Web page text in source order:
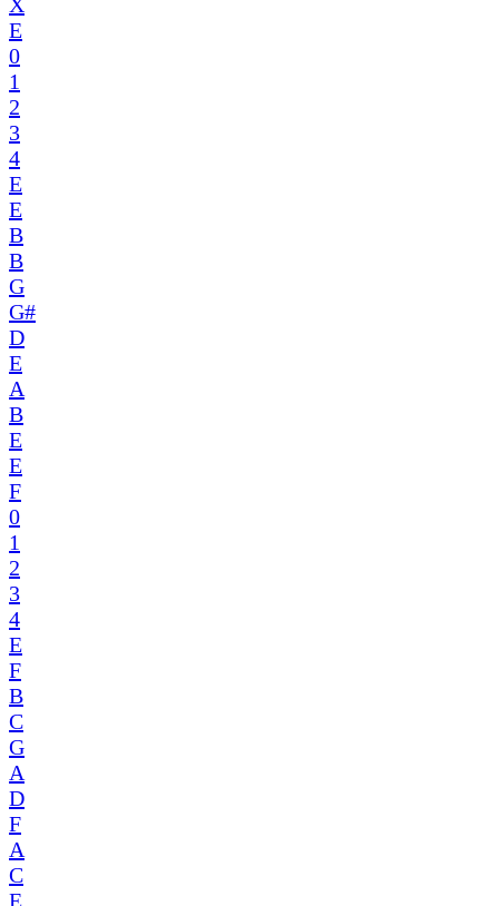
E
0
1
2
3
4
E
E
B
B
G
G#
D
E
A
B
E
E
F
0
1
2
3
4
E
F
B
C
G
A
D
F
A
C
E